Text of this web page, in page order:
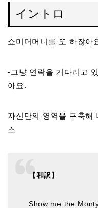
イントロ
쇼미더머니를 또 하잖아
-그냥 연락을 기다리고
아요.
자신만의 영역을 구축해
스
【和訳】
Show me the